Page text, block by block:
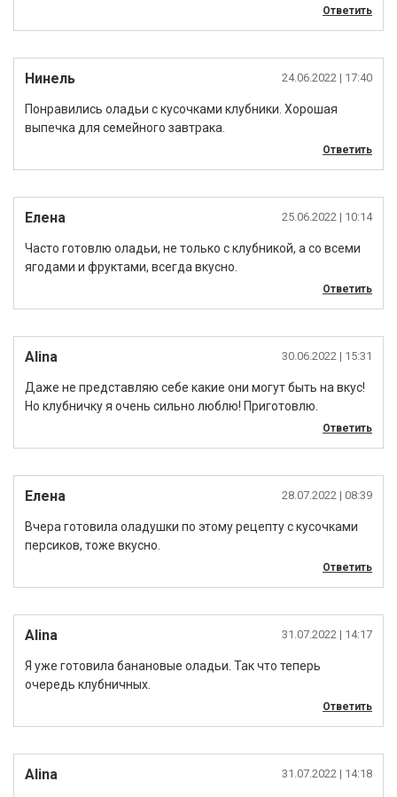
Ответить
Нинель 24.06.2022 | 17:40
Понравились оладьи с кусочками клубники. Хорошая
выпечка для семейного завтрака.
Ответить
Елена 25.06.2022 | 10:14
Часто готовлю оладьи, не только с клубникой, а со всеми
ягодами и фруктами, всегда вкусно.
Ответить
Alina 30.06.2022 | 15:31
Даже не представляю себе какие они могут быть на вкус!
Но клубничку я очень сильно люблю! Приготовлю.
Ответить
Елена 28.07.2022 | 08:39
Вчера готовила оладушки по этому рецепту с кусочками
персиков, тоже вкусно.
Ответить
Alina 31.07.2022 | 14:17
Я уже готовила банановые оладьи. Так что теперь
очередь клубничных.
Ответить
Alina 31.07.2022 | 14:18